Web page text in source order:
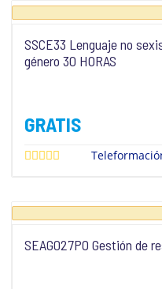
SSCE33 Lenguaje no
género 30 HORAS
GRATIS
SEAG027PO Gestión de